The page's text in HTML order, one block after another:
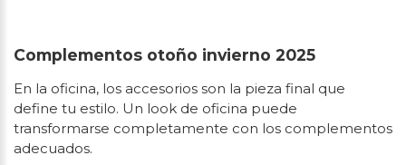
Complementos otoño invierno 2025
En la oficina, los accesorios son la pieza final que
define tu estilo. Un look de oficina puede
transformarse completamente con los complementos
adecuados.